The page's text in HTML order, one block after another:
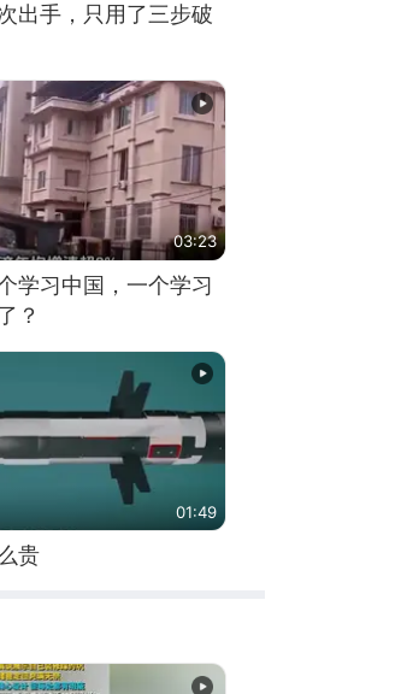
出手，只用了三步破
03:23
学习中国，一个学习
？
01:49
贵